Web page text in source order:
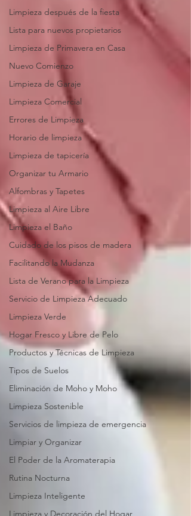
Limpieza después de la fiesta
Lista para nuevos propietarios
Limpieza de Primavera en Casa
Nuevo Comienzo
Limpieza de Garaje
Limpieza Comercial
Errores de Limpieza
Horario de limpieza
Limpieza de tapicería
Organizar tu Armario
Alfombras y Tapetes
Limpieza al Aire Libre
Limpieza el Baño
Cuidado de los pisos de madera
Facilitando la Mudanza
Lista de Verano para la Limpieza
Servicio de Limpieza Adecuado
Limpieza Verde
Hogar Fresco y Libre de Pelo
Productos y Técnicas de Limpieza
Tipos de Suelos
Eliminación de Moho y Moho
Limpieza Sostenible
Servicios de limpieza de emergencia
Limpiar y Organizar
El Poder de la Aromaterapia
Rutina Nocturna
Limpieza Inteligente
Limpieza y Decoración del Hogar